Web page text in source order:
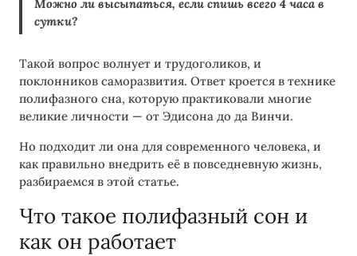
Можно ли высыпаться, если спишь всего 4 часа в
сутки?
Такой вопрос волнует и трудоголиков, и
поклонников саморазвития. Ответ кроется в технике
полифазного сна, которую практиковали многие
великие личности — от Эдисона до да Винчи.
Но подходит ли она для современного человека, и
как правильно внедрить её в повседневную жизнь,
разбираемся в этой статье.
Что такое полифазный сон и
как он работает